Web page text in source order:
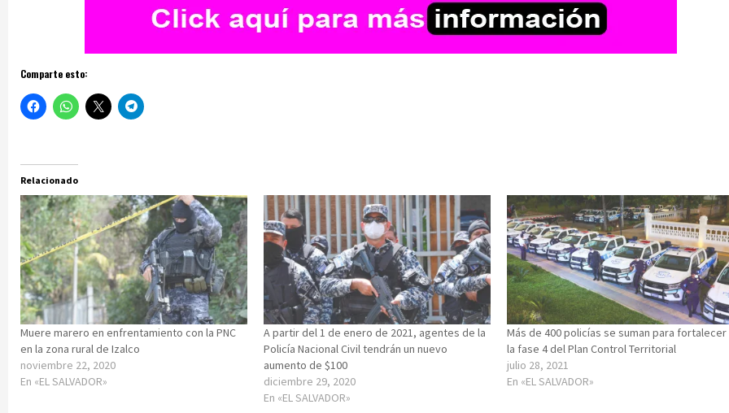
Comparte esto:
Relacionado
Muere marero en enfrentamiento con la PNC
en la zona rural de Izalco
noviembre 22, 2020
En «EL SALVADOR»
A partir del 1 de enero de 2021, agentes de la
Policía Nacional Civil tendrán un nuevo
aumento de $100
diciembre 29, 2020
En «EL SALVADOR»
Más de 400 policías se suman para fortalecer
la fase 4 del Plan Control Territorial
julio 28, 2021
En «EL SALVADOR»